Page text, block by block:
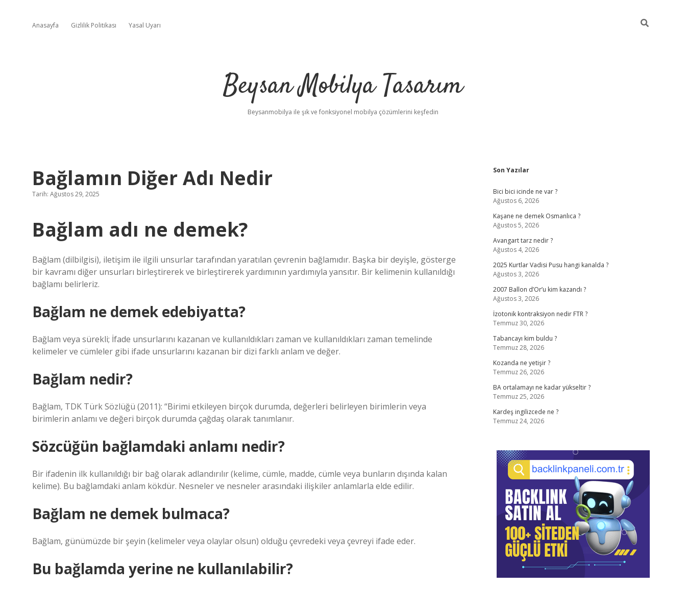
Anasayfa Gizlilik Politikası Yasal Uyarı
Beysan Mobilya Tasarım
Beysanmobilya ile şık ve fonksiyonel mobilya çözümlerini keşfedin
Bağlamın Diğer Adı Nedir
Tarih: Ağustos 29, 2025
Bağlam adı ne demek?
Bağlam (dilbilgisi), iletişim ile ilgili unsurlar tarafından yaratılan çevrenin bağlamıdır. Başka bir deyişle, gösterge
bir kavramı diğer unsurları birleştirerek ve birleştirerek yardımının yardımıyla yansıtır. Bir kelimenin kullanıldığı
bağlamı belirleriz.
Bağlam ne demek edebiyatta?
Bağlam veya sürekli; İfade unsurlarını kazanan ve kullanıldıkları zaman ve kullanıldıkları zaman temelinde
kelimeler ve cümleler gibi ifade unsurlarını kazanan bir dizi farklı anlam ve değer.
Bağlam nedir?
Bağlam, TDK Türk Sözlüğü (2011): “Birimi etkileyen birçok durumda, değerleri belirleyen birimlerin veya
birimlerin anlamı ve değeri birçok durumda çağdaş olarak tanımlanır.
Sözcüğün bağlamdaki anlamı nedir?
Bir ifadenin ilk kullanıldığı bir bağ olarak adlandırılır (kelime, cümle, madde, cümle veya bunların dışında kalan
kelime). Bu bağlamdaki anlam kökdür. Nesneler ve nesneler arasındaki ilişkiler anlamlarla elde edilir.
Bağlam ne demek bulmaca?
Bağlam, günümüzde bir şeyin (kelimeler veya olaylar olsun) olduğu çevredeki veya çevreyi ifade eder.
Bu bağlamda yerine ne kullanılabilir?
Sidebar
Son Yazılar
Bici bici icinde ne var ?
Ağustos 6, 2026
Kaşane ne demek Osmanlıca ?
Ağustos 5, 2026
Avangart tarz nedir ?
Ağustos 4, 2026
2025 Kurtlar Vadisi Pusu hangi kanalda ?
Ağustos 3, 2026
2007 Ballon d’Or’u kim kazandı ?
Ağustos 3, 2026
İzotonik kontraksiyon nedir FTR ?
Temmuz 30, 2026
Tabancayı kim buldu ?
Temmuz 28, 2026
Kozanda ne yetişir ?
Temmuz 26, 2026
BA ortalamayı ne kadar yükseltir ?
Temmuz 25, 2026
Kardeş ingilizcede ne ?
Temmuz 24, 2026